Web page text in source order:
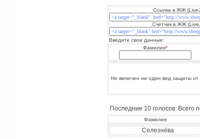
Ссылка в ЖЖ
Счетчик в ЖЖ
Введите свои данные:
Фамилия*
Не включен ни один вид защиты от
Последние 10 голосов. Всего
Фамилия
Селезнёва